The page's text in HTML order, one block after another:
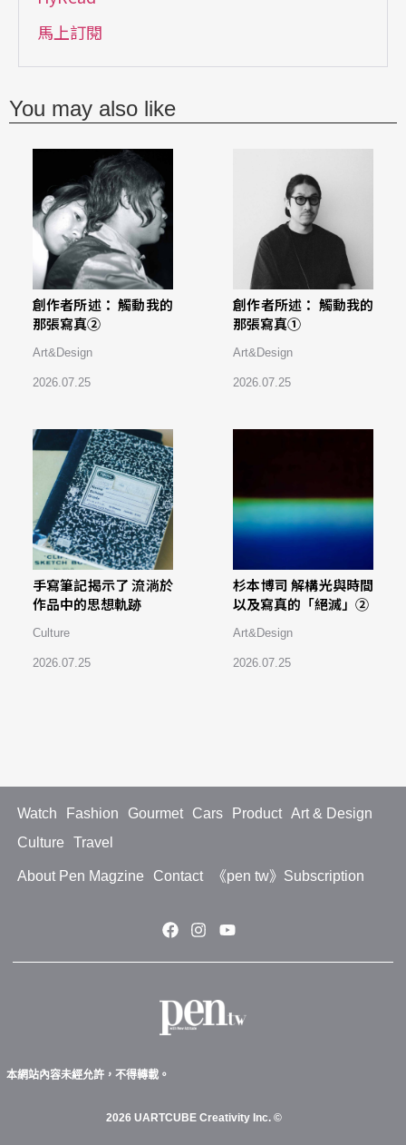
馬上訂閱
You may also like
創作者所述： 觸動我的
那張寫真②
Art&Design
2026.07.25
創作者所述： 觸動我的
那張寫真①
Art&Design
2026.07.25
手寫筆記揭示了 流淌於
作品中的思想軌跡
Culture
2026.07.25
杉本博司 解構光與時間
以及寫真的「絕滅」②
Art&Design
2026.07.25
Watch Fashion Gourmet Cars Product
Art & Design
Culture
Travel
About Pen Magzine Contact 《pen tw》Subscription
本網站內容未經允許，不得轉載。
2026 UARTCUBE Creativity Inc. ©